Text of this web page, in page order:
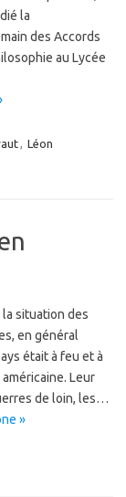
la
des Accords
au Lycée
, Léon
situation des
en général
était à feu et à
Leur
de loin, les…
»